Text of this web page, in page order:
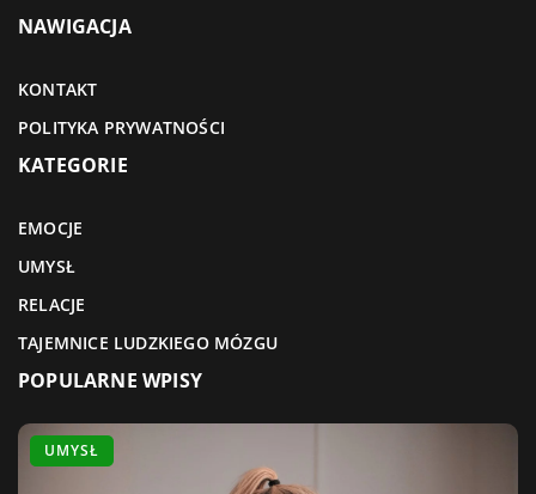
NAWIGACJA
KONTAKT
POLITYKA PRYWATNOŚCI
KATEGORIE
EMOCJE
UMYSŁ
RELACJE
TAJEMNICE LUDZKIEGO MÓZGU
POPULARNE WPISY
RELACJE
EMOCJE
UMYSŁ